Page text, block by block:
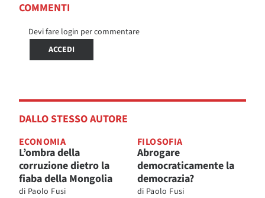
COMMENTI
Devi fare login per commentare
ACCEDI
DALLO STESSO AUTORE
ECONOMIA
L’ombra della
corruzione dietro la
fiaba della Mongolia
di Paolo Fusi
FILOSOFIA
Abrogare
democraticamente la
democrazia?
di Paolo Fusi